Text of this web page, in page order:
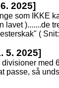
2025]
som IKKE
).......de
(
5. 2025]
passe, så